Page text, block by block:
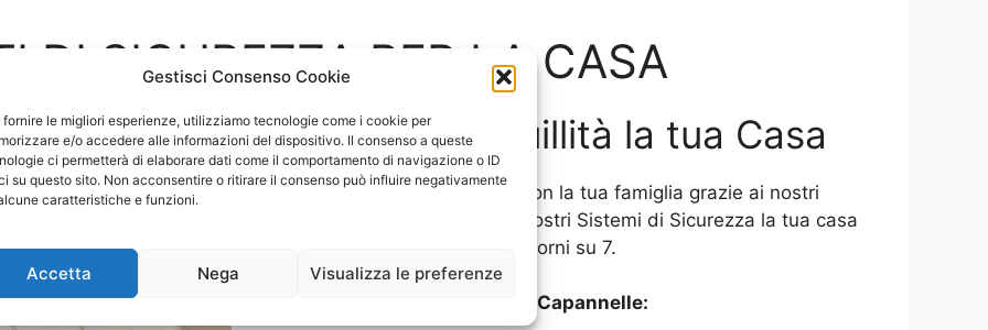
Gestisci Consenso Cookie
fornire le migliori esperienze, utilizziamo tecnologie come i cookie per
e/o accedere alle informazioni del dispositivo. Il consenso a queste
ci permetterà di elaborare dati come il comportamento di navigazione o ID
su questo sito. Non acconsentire o ritirare il consenso può influire negativamente
caratteristiche e funzioni.
Accetta Nega Visualizza le preferenze
DI SICUREZZA PER LA CASA
Goditi in tranquillità la tua Casa
Goditi in serenità la tua casa con la tua famiglia grazie ai nostri
Impianti di Allarme. Grazie ai nostri Sistemi di Sicurezza la tua casa
sarà protetta 24 ore su 24, 7 giorni su 7.
SISTEMI DI SICUREZZA CASA Capannelle: